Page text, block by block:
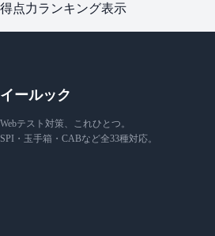
得点力ランキング表示
イールック
Webテスト対策、これひとつ。
SPI・玉手箱・CABなど全33種対応。